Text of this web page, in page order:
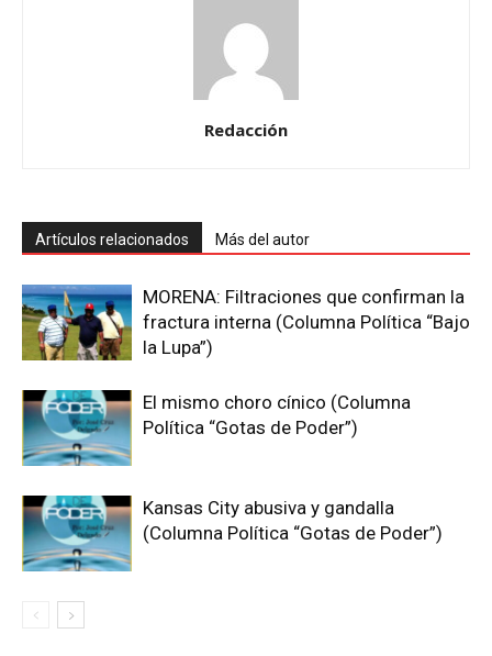
Redacción
Artículos relacionados Más del autor
MORENA: Filtraciones que confirman la
fractura interna (Columna Política “Bajo
la Lupa”)
El mismo choro cínico (Columna
Política “Gotas de Poder”)
Kansas City abusiva y gandalla
(Columna Política “Gotas de Poder”)